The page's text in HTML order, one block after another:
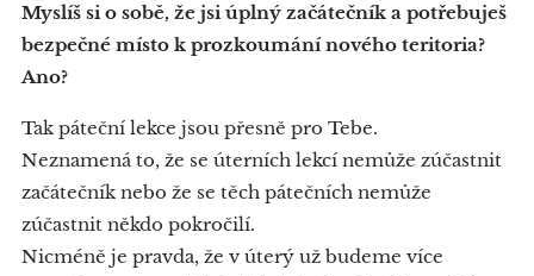
Myslíš si o sobě, že jsi úplný začátečník a potřebuješ
bezpečné místo k prozkoumání nového teritoria?
Ano?
Tak páteční lekce jsou přesně pro Tebe.
Neznamená to, že se úterních lekcí nemůže zúčastnit
začátečník nebo že se těch pátečních nemůže
zúčastnit někdo pokročilí.
Nicméně je pravda, že v úterý už budeme více